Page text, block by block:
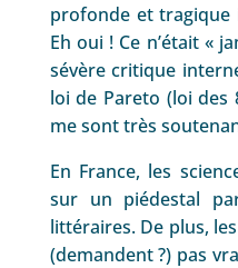
profonde et tragique
Eh oui ! Ce n’était «
sévère critique
loi de Pareto (loi des
me sont très
En France, les
sur un piédestal
littéraires. De plus,
(demandent ?) pas